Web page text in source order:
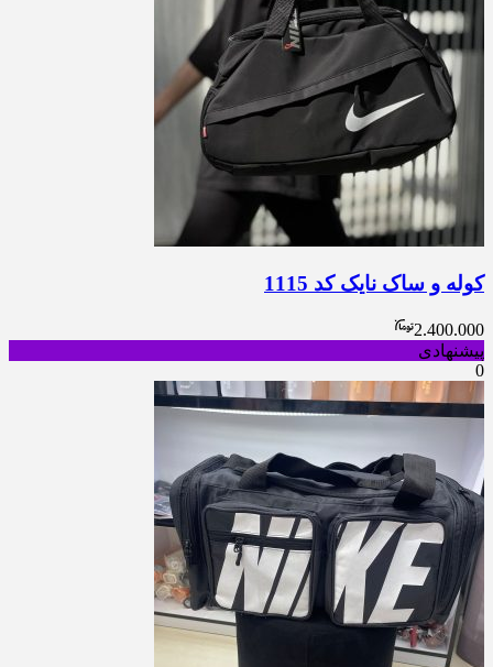
کوله و ساک نایک کد 1115
2.400.000
پیشنهادی
0